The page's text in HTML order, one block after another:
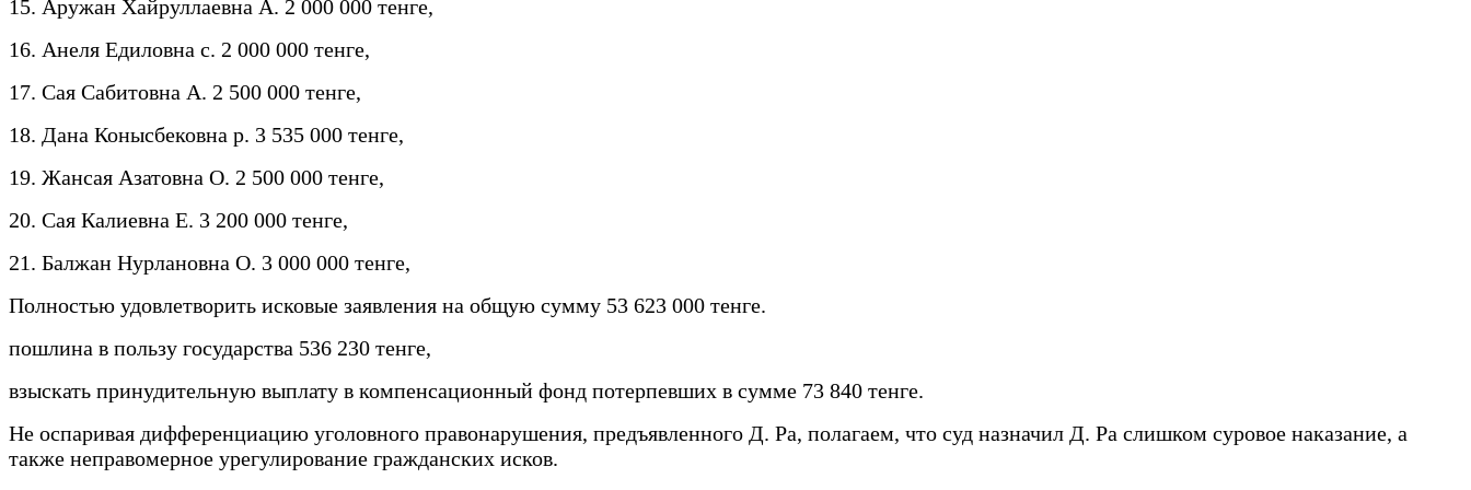
15. Аружан Хайруллаевна А. 2 000 000 тенге,
16. Анеля Едиловна с. 2 000 000 тенге,
17. Сая Сабитовна А. 2 500 000 тенге,
18. Дана Конысбековна р. 3 535 000 тенге,
19. Жансая Азатовна О. 2 500 000 тенге,
20. Сая Калиевна Е. 3 200 000 тенге,
21. Балжан Нурлановна О. 3 000 000 тенге,
Полностью удовлетворить исковые заявления на общую сумму 53 623 000 тенге.
пошлина в пользу государства 536 230 тенге,
взыскать принудительную выплату в компенсационный фонд потерпевших в сумме 73 840 тенге.
Не оспаривая дифференциацию уголовного правонарушения, предъявленного Д. Ра, полагаем, что суд назначил Д. Ра слишком суровое наказание, а
также неправомерное урегулирование гражданских исков.